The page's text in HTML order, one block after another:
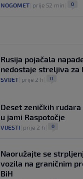
NOGOMET prije 52 min 0
Rusija pojačala
nedostaje streljiva za
SVIJET prije 2 h 0
Deset zeničkih
u jami Raspotočje
VIJESTI prije 2 h 0
Naoružajte se
vozila na graničnim
BiH